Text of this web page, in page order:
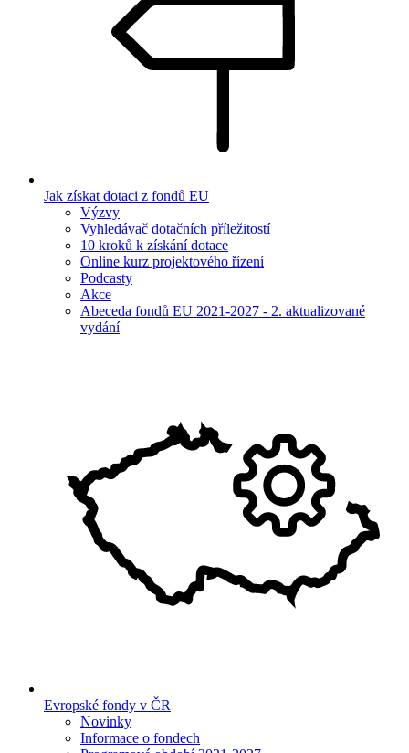
Jak získat dotaci z fondů EU
Výzvy
Vyhledávač dotačních příležitostí
10 kroků k získání dotace
Online kurz projektového řízení
Podcasty
Akce
Abeceda fondů EU 2021-2027 - 2. aktualizované
vydání
Evropské fondy v ČR
Novinky
Informace o fondech